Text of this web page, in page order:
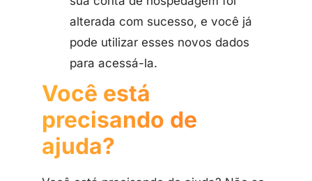
alterada com sucesso, e você já
pode utilizar esses novos dados
para acessá-la.
Você está
precisando de
ajuda?